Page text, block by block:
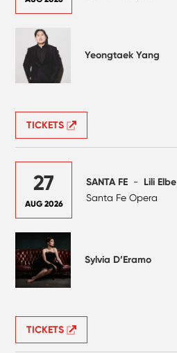
Yeongtaek Yang
TICKETS
27
AUG 2026
SANTA FE - Lili Elbe
Santa Fe Opera
Sylvia D’Eramo
TICKETS